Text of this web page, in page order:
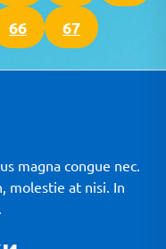
66 67
magna congue nec.
molestie at nisi. In